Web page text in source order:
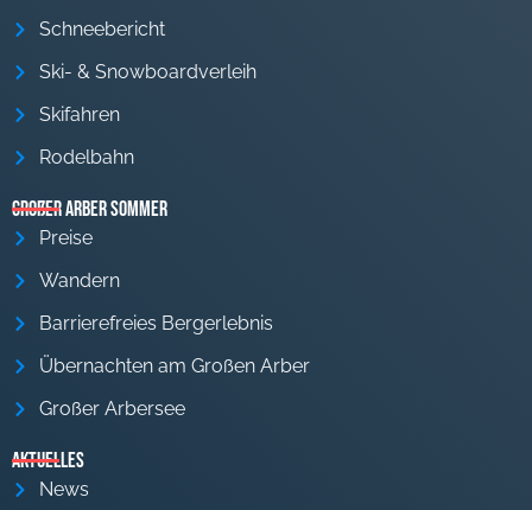
Schneebericht
Ski- & Snowboardverleih
Skifahren
Rodelbahn
Großer Arber Sommer
Preise
Wandern
Barrierefreies Bergerlebnis
Übernachten am Großen Arber
Großer Arbersee
Aktuelles
News